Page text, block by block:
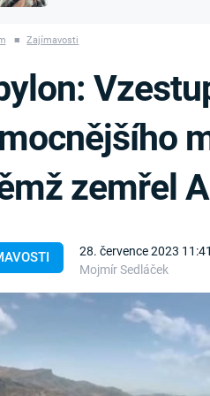
BRITSKÁ
RODINA
■ Zajímavosti
28. července 2023 11:41
Mojmír Sedláček
zemřel